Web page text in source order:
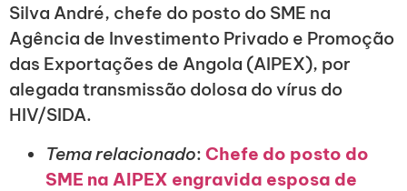
Silva André, chefe do posto do SME na
Agência de Investimento Privado e Promoção
das Exportações de Angola (AIPEX), por
alegada transmissão dolosa do vírus do
HIV/SIDA.
Tema relacionado: Chefe do posto do
SME na AIPEX engravida esposa de